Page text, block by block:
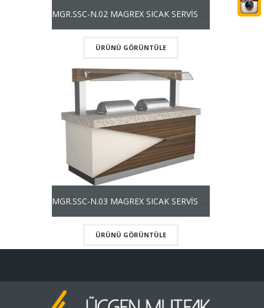
ÜRÜNÜ GÖRÜNTÜLE
ÜRÜNÜ GÖRÜNTÜLE